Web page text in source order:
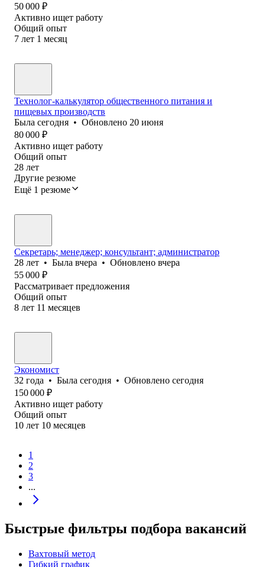
50 000 ₽
Активно ищет работу
Общий опыт
7 лет 1 месяц
Технолог-калькулятор общественного питания и
пищевых производств
Была сегодня • Обновлено 20 июня
80 000 ₽
Активно ищет работу
Общий опыт
28 лет
Другие резюме
Ещё 1 резюме
Секретарь; менеджер; консультант; администратор
28 лет • Была вчера • Обновлено вчера
55 000 ₽
Рассматривает предложения
Общий опыт
8 лет 11 месяцев
Экономист
32 года • Была сегодня • Обновлено сегодня
150 000 ₽
Активно ищет работу
Общий опыт
10 лет 10 месяцев
1
2
3
...
Быстрые фильтры подбора вакансий
Вахтовый метод
Гибкий график